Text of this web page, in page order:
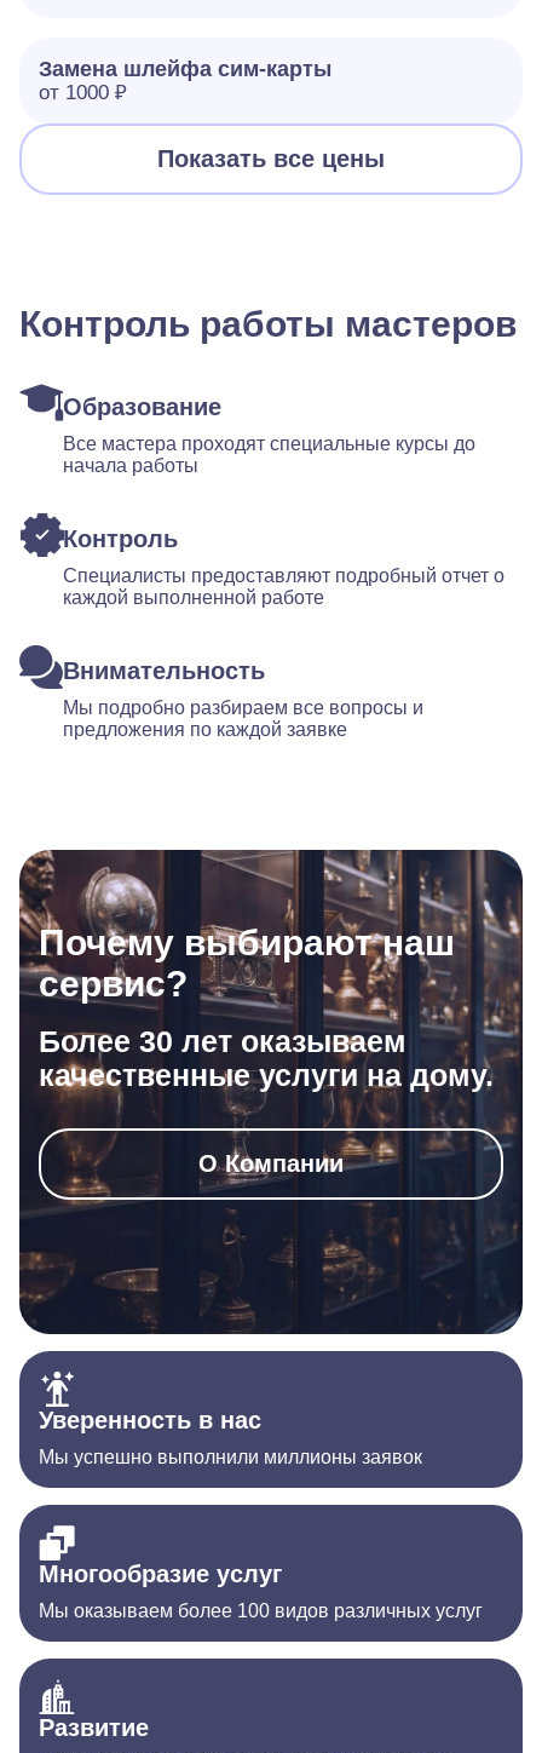
Замена шлейфа сим-карты
от 1000 ₽
Показать все цены
Контроль работы мастеров
Образование
Все мастера проходят специальные курсы до
начала работы
Контроль
Специалисты предоставляют подробный отчет о
каждой выполненной работе
Внимательность
Мы подробно разбираем все вопросы и
предложения по каждой заявке
Почему выбирают наш
сервис?
Более 30 лет оказываем
качественные услуги на дому.
О Компании
Уверенность в нас
Мы успешно выполнили миллионы заявок
Многообразие услуг
Мы оказываем более 100 видов различных услуг
Развитие